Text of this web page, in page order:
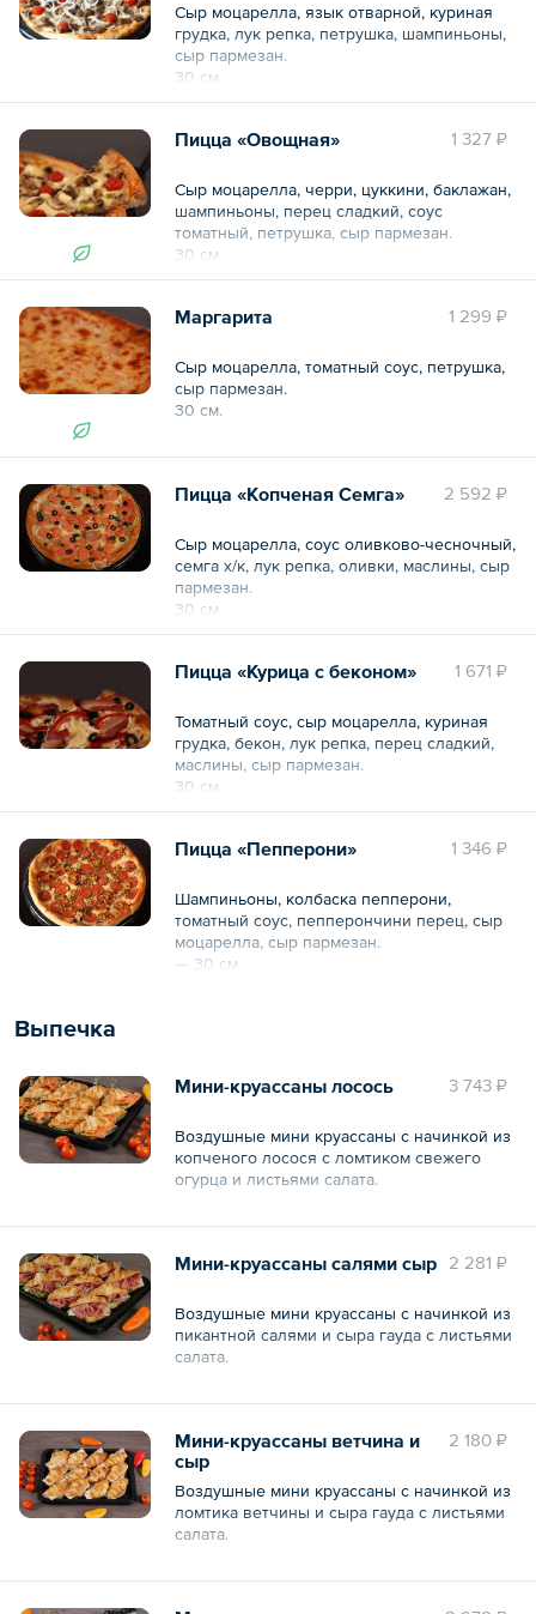
Сыр моцарелла, язык отварной, куриная
грудка, лук репка, петрушка, шампиньоны,
сыр пармезан.
30 см.
1 327 ₽
Пицца «Овощная»
Сыр моцарелла, черри, цуккини, баклажан,
шампиньоны, перец сладкий, соус
томатный, петрушка, сыр пармезан.
30 см.
1 299 ₽
Маргарита
Сыр моцарелла, томатный соус, петрушка,
сыр пармезан.
30 см.
Общий вес – 0.6 кг
2 592 ₽
Пицца «Копченая Семга»
Сыр моцарелла, соус оливково-чесночный,
семга х/к, лук репка, оливки, маслины, сыр
пармезан.
30 см.
1 671 ₽
Пицца «Курица с беконом»
Томатный соус, сыр моцарелла, куриная
грудка, бекон, лук репка, перец сладкий,
маслины, сыр пармезан.
30 см.
1 346 ₽
Пицца «Пепперони»
Шампиньоны, колбаска пепперони,
томатный соус, пепперончини перец, сыр
моцарелла, сыр пармезан.
— 30 см
Выпечка
3 743 ₽
Мини-круассаны лосось
Воздушные мини круассаны с начинкой из
копченого лосося с ломтиком свежего
огурца и листьями салата.
— 15 шт.
Общий вес – 745 г 2 281 ₽
Мини-круассаны салями сыр
Воздушные мини круассаны с начинкой из
пикантной салями и сыра гауда с листьями
салата.
— 15 шт.
Общий вес – 795 г 2 180 ₽
Мини-круассаны ветчина и
сыр
Воздушные мини круассаны с начинкой из
ломтика ветчины и сыра гауда с листьями
салата.
— 15 шт.